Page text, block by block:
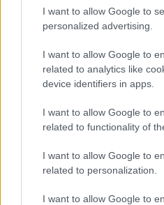
I want to allow Google to
personalized advertising.
I want to allow Google to
related to analytics like
device identifiers in apps.
I want to allow Google to
related to functionality of
I want to allow Google to
related to personalization.
I want to allow Google to
01.04.17. 15:44
Cijeli život pogrešno
OVAKO se to radi! (VIDEO)
Saznaj više